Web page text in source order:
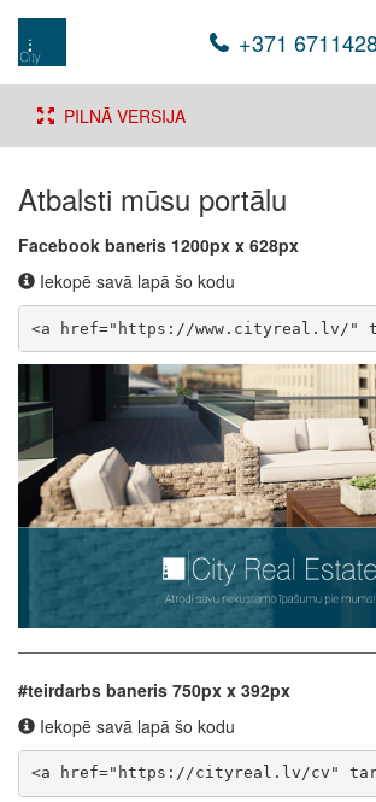
+371
PILNĀ VERSIJA
Atbalsti mūsu portālu
Facebook baneris 1200px x 628px
Iekopē savā lapā šo kodu
<a href="https://www.cityreal.lv/"
#teirdarbs baneris 750px x 392px
Iekopē savā lapā šo kodu
<a href="https://cityreal.lv/cv"